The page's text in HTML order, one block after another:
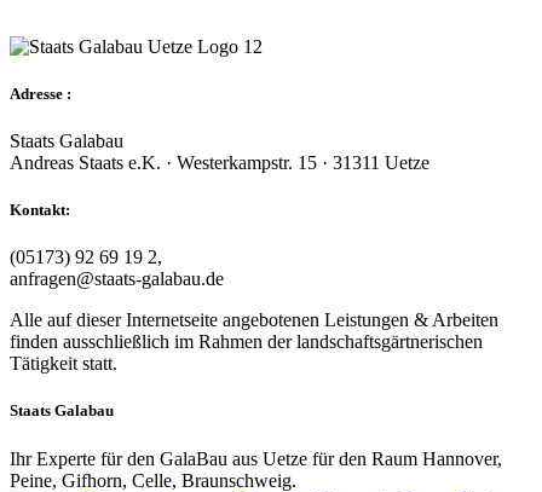
Adresse :
Staats Galabau
Andreas Staats e.K. · Westerkampstr. 15 · 31311 Uetze
Kontakt:
(05173) 92 69 19 2,
anfragen@staats-galabau.de
Alle auf dieser Internetseite angebotenen Leistungen & Arbeiten
finden ausschließlich im Rahmen der landschaftsgärtnerischen
Tätigkeit statt.
Staats Galabau
Ihr Experte für den GalaBau aus Uetze für den Raum Hannover,
Peine, Gifhorn, Celle, Braunschweig.